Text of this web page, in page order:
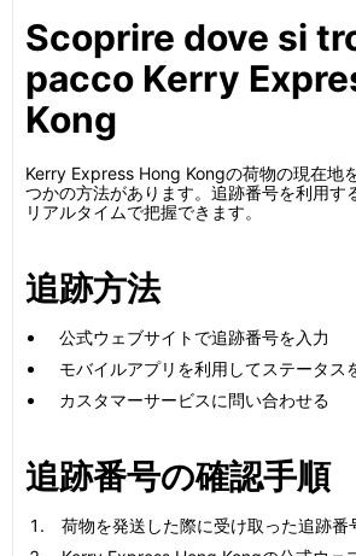
Scoprire dove si
pacco Kerry
Kong
Kerry Express Hong Kongの荷物の現在地
つかの方法があります。追跡番号を利用す
リアルタイムで把握できます。
追跡方法
公式ウェブサイトで追跡番号を入力
モバイルアプリを利用してステータス
カスタマーサービスに問い合わせる
追跡番号の確認手順
荷物を発送した際に受け取った追跡番